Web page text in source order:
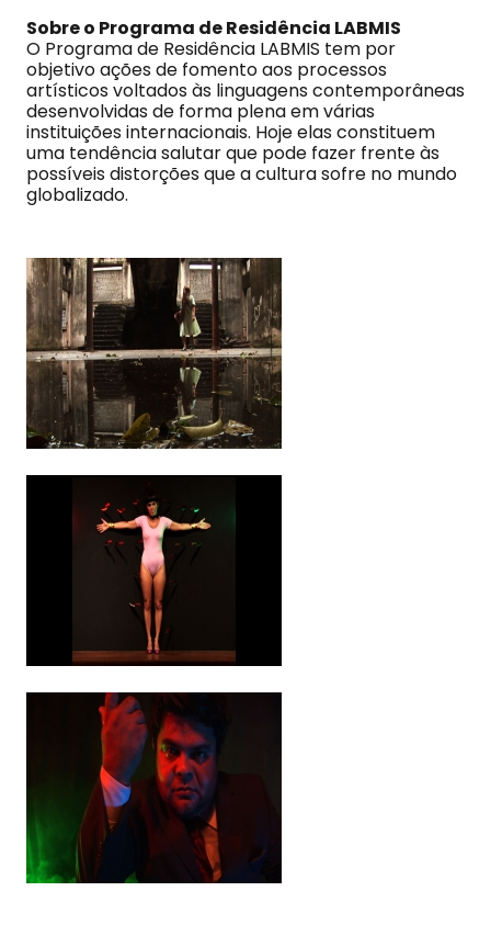
Sobre o Programa de Residência LABMIS
O Programa de Residência LABMIS tem por
objetivo ações de fomento aos processos
artísticos voltados às linguagens contemporâneas
desenvolvidas de forma plena em várias
instituições internacionais. Hoje elas constituem
uma tendência salutar que pode fazer frente às
possíveis distorções que a cultura sofre no mundo
globalizado.